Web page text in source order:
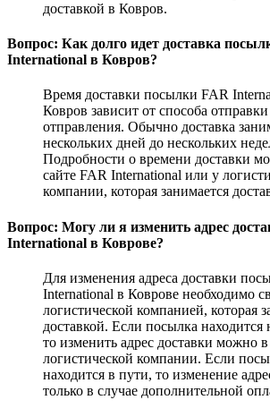
доставкой в Ковров.
Вопрос: Как долго идет доставка
International в Ковров?
Время доставки посылки FAR
Ковров зависит от способа
отправления. Обычно доставка
нескольких дней до нескольких
Подробности о времени доставки
сайте FAR International или у
компании, которая занимается
Вопрос: Могу ли я изменить адрес
International в Коврове?
Для изменения адреса доставки
International в Коврове необходимо
логистической компанией, которая
доставкой. Если посылка находится
то изменить адрес доставки можно
логистической компании. Если
находится в пути, то изменение
только в случае дополнительной